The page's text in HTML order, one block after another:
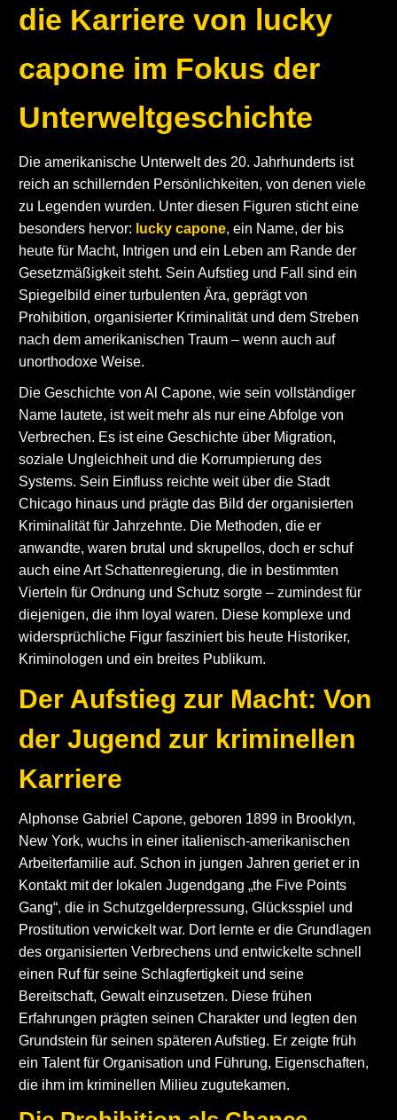
die Karriere von lucky
capone im Fokus der
Unterweltgeschichte
Die amerikanische Unterwelt des 20. Jahrhunderts ist
reich an schillernden Persönlichkeiten, von denen viele
zu Legenden wurden. Unter diesen Figuren sticht eine
besonders hervor: lucky capone, ein Name, der bis
heute für Macht, Intrigen und ein Leben am Rande der
Gesetzmäßigkeit steht. Sein Aufstieg und Fall sind ein
Spiegelbild einer turbulenten Ära, geprägt von
Prohibition, organisierter Kriminalität und dem Streben
nach dem amerikanischen Traum – wenn auch auf
unorthodoxe Weise.
Die Geschichte von Al Capone, wie sein vollständiger
Name lautete, ist weit mehr als nur eine Abfolge von
Verbrechen. Es ist eine Geschichte über Migration,
soziale Ungleichheit und die Korrumpierung des
Systems. Sein Einfluss reichte weit über die Stadt
Chicago hinaus und prägte das Bild der organisierten
Kriminalität für Jahrzehnte. Die Methoden, die er
anwandte, waren brutal und skrupellos, doch er schuf
auch eine Art Schattenregierung, die in bestimmten
Vierteln für Ordnung und Schutz sorgte – zumindest für
diejenigen, die ihm loyal waren. Diese komplexe und
widersprüchliche Figur fasziniert bis heute Historiker,
Kriminologen und ein breites Publikum.
Der Aufstieg zur Macht: Von
der Jugend zur kriminellen
Karriere
Alphonse Gabriel Capone, geboren 1899 in Brooklyn,
New York, wuchs in einer italienisch-amerikanischen
Arbeiterfamilie auf. Schon in jungen Jahren geriet er in
Kontakt mit der lokalen Jugendgang „the Five Points
Gang“, die in Schutzgelderpressung, Glücksspiel und
Prostitution verwickelt war. Dort lernte er die Grundlagen
des organisierten Verbrechens und entwickelte schnell
einen Ruf für seine Schlagfertigkeit und seine
Bereitschaft, Gewalt einzusetzen. Diese frühen
Erfahrungen prägten seinen Charakter und legten den
Grundstein für seinen späteren Aufstieg. Er zeigte früh
ein Talent für Organisation und Führung, Eigenschaften,
die ihm im kriminellen Milieu zugutekamen.